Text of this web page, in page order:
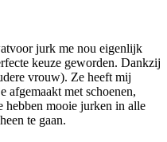
jurk me nou eigenlijk
keuze geworden. Dankzij
vrouw). Ze heeft mij
afgemaakt met schoenen,
hebben mooie jurken in alle
te gaan.